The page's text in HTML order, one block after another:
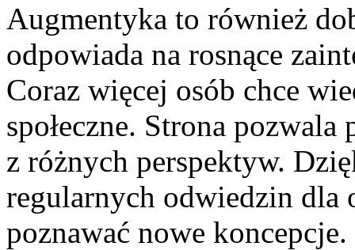
Augmentyka to również
odpowiada na rosnące
Coraz więcej osób chce
społeczne. Strona
z różnych perspektyw.
regularnych odwiedzin
poznawać nowe koncepcje.